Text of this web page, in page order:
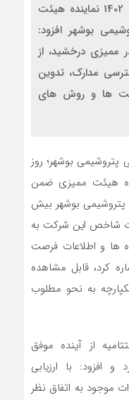
بوشهر؛ روز سه شنبه 25 اردیبهشت 1402 نماینده هیئت
بوشهر افزود:
ممیزی درخشید، از
مدارک، تدوین
ها و روش های
پتروشیمی بوشهر؛ روز
1402 نماینده هیئت ممیزی ضمن
پتروشیمی بوشهر بیش
شاخص این شرکت به
ها و اطلاعات فرصت
کرد، قابل مشاهده
به نحو مطلوب
از آینده موفق
و افزود: با ارزیابی
موجود به اتفاق نظر